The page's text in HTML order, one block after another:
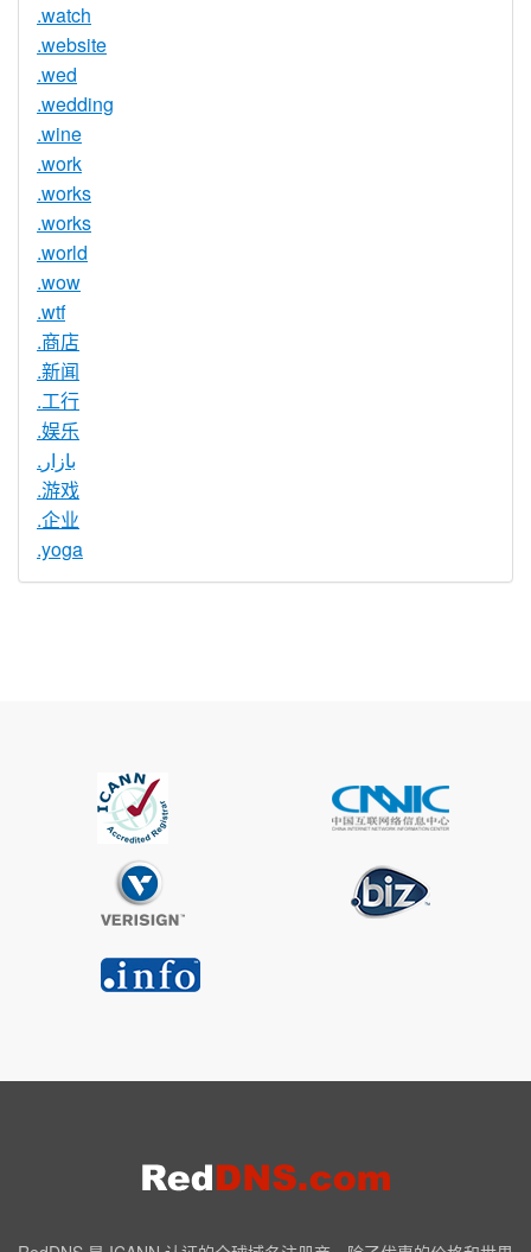
.watch
.website
.wed
.wedding
.wine
.work
.works
.works
.world
.wow
.wtf
.商店
.新闻
.工行
.娱乐
.بازار
.游戏
.企业
.yoga